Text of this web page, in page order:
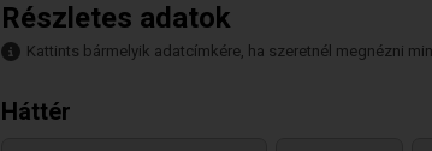
Részletes adatok
Kattints bármelyik adatcímkére, ha szeretnél megnézni
Háttér